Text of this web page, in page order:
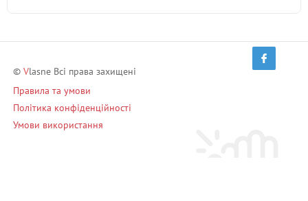
© Vlasne Всі права захищені
Правила та умови
Політика конфіденційності
Умови використання